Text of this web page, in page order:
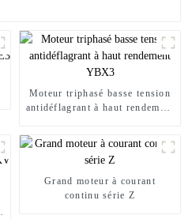
Moteur triphasé basse tension
antidéflagrant à haut rendement
Grand moteur à courant
continu série Z